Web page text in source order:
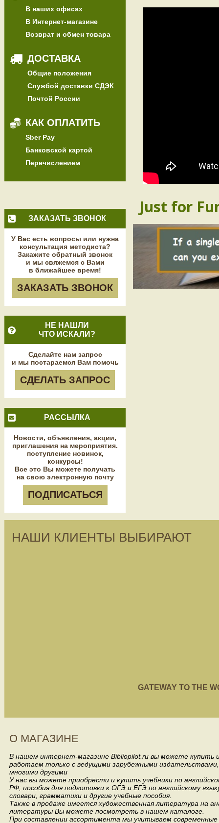
В наших офисах
В Интернет-магазине
Возврат и обмен товара
ДОСТАВКА
Общие положения
Службой доставки СДЭК
Почтой России
КАК ОПЛАТИТЬ
Sber Pay
Банковской картой
Перечислением
ЗАКАЗАТЬ ЗВОНОК
У Вас есть вопросы или нужна
консультация методиста?
Закажите обратный звонок
и мы свяжемся с Вами
в ближайшее время!
ЗАКАЗАТЬ ЗВОНОК
НЕ НАШЛИ
ЧТО ИСКАЛИ?
Сделайте нам запрос
и мы постараемся Вам помочь
СДЕЛАТЬ ЗАПРОС
РАССЫЛКА
Новости, объявления, акции,
приглашения на мероприятия.
поступление новинок,
конкурсы!
Все это Вы можете получать
на свою электронную почту
ПОДПИСАТЬСЯ
Just for
НАШИ КЛИЕНТЫ ВЫБИРАЮТ
GATEWAY TO THE
О МАГАЗИНЕ
В нашем интернет-магазине Bibliopilot.ru вы можете купить
работаем только с ведущими зарубежными издательствами,
многими другими
У нас вы можете приобрести и купить учебники по
РФ; пособия для подготовки к ОГЭ и ЕГЭ по английскому
словари, грамматики и другие учебные пособия.
Также в продаже имеется художественная литература на
литературы Вы можете посмотреть в нашем каталоге.
При составлении ассортимента мы учитываем